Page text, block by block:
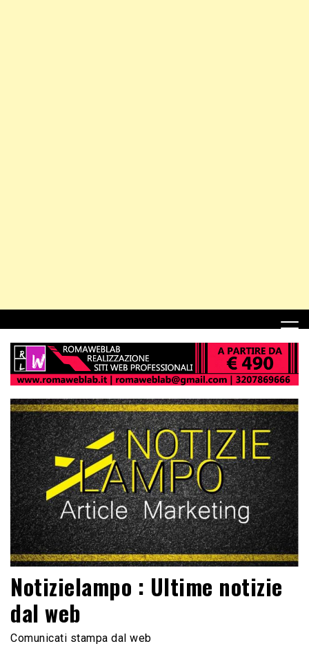
Notizielampo : Ultime notizie
dal web
Comunicati stampa dal web